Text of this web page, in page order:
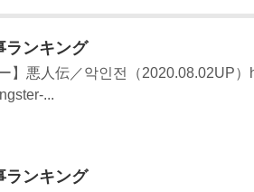
ランキング
】悪人伝／악인전（2020.08.02UP）
...
ランキング